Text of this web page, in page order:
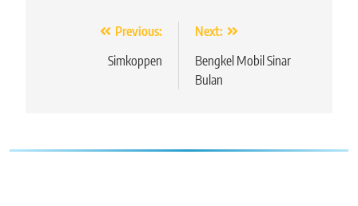
Navigasi Previous:
Simkoppen
Next:
Bengkel Mobil Sinar
Bulan